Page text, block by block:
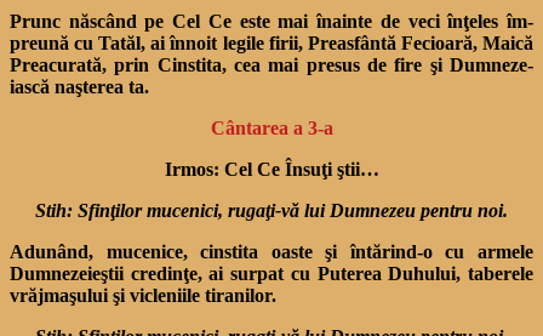
Prunc născând pe Cel Ce este mai înainte de veci înţeles îm­
preună cu Tatăl, ai înnoit legile firii, Preasfântă Fecioară, Maică
Preacurată, prin Cinstita, cea mai presus de fire şi Dumneze­
iască naşterea ta.
Cântarea a 3-a
Irmos: Cel Ce Însuţi ştii…
Stih: Sfinţilor mucenici, rugaţi-vă lui Dumnezeu pentru noi.
Adunând, mucenice, cin­stita oaste şi întărind-o cu armele
Dumnezeieştii cre­dinţe, ai surpat cu Puterea Du­hului, taberele
vrăjmaşului şi vicleniile tiranilor.